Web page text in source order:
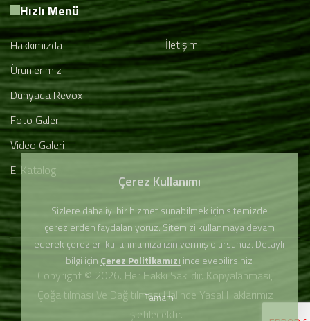
Hızlı Menü
Hakkımızda
Ürünlerimiz
Dünyada Revox
Foto Galeri
Video Galeri
E-Katalog
İletişim
Copyright © 2026. Her Hakkı Saklıdır. Kopyalanması,
Çoğaltılması Ve Dağıtılması Halinde Yasal Haklarımız
Işletilecektir.
Çerez Kullanımı
Sizlere daha iyi bir hizmet sunabilmek için sitemizde
çerezlerden faydalanıyoruz. Sitemizi kullanmaya devam
ederek çerezleri kullanmamıza izin vermiş olursunuz. Detaylı
bilgi için Çerez Politikamızı inceleyebilirsiniz
Tamam